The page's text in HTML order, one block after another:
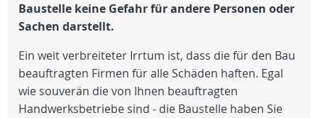
Baustelle keine Gefahr für andere Personen oder
Sachen darstellt.
Ein weit verbreiteter Irrtum ist, dass die für den Bau
beauftragten Firmen für alle Schäden haften. Egal
wie souverän die von Ihnen beauftragten
Handwerksbetriebe sind - die Baustelle haben Sie